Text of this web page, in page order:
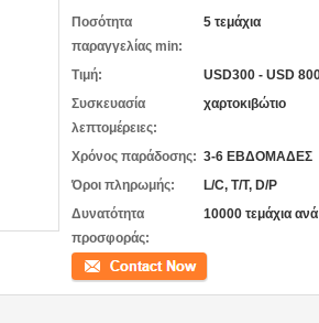
Ποσότητα
παραγγελίας min:
5 τεμάχια
Τιμή:
USD300 - USD
Συσκευασία
λεπτομέρειες:
χαρτοκιβώτιο
Χρόνος παράδοσης: 3-6 ΕΒΔΟΜΑΔΕΣ
Όροι πληρωμής:
L/C, T/T, D/P
Δυνατότητα
προσφοράς:
10000 τεμάχια
Επικοινωνία